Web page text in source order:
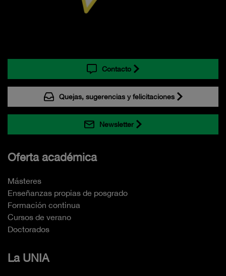
Contacto
Quejas, sugerencias y felicitaciones
Newsletter
Oferta académica
Másteres
Enseñanzas propias de posgrado
Formación continua
Cursos de verano
Doctorados
La UNIA